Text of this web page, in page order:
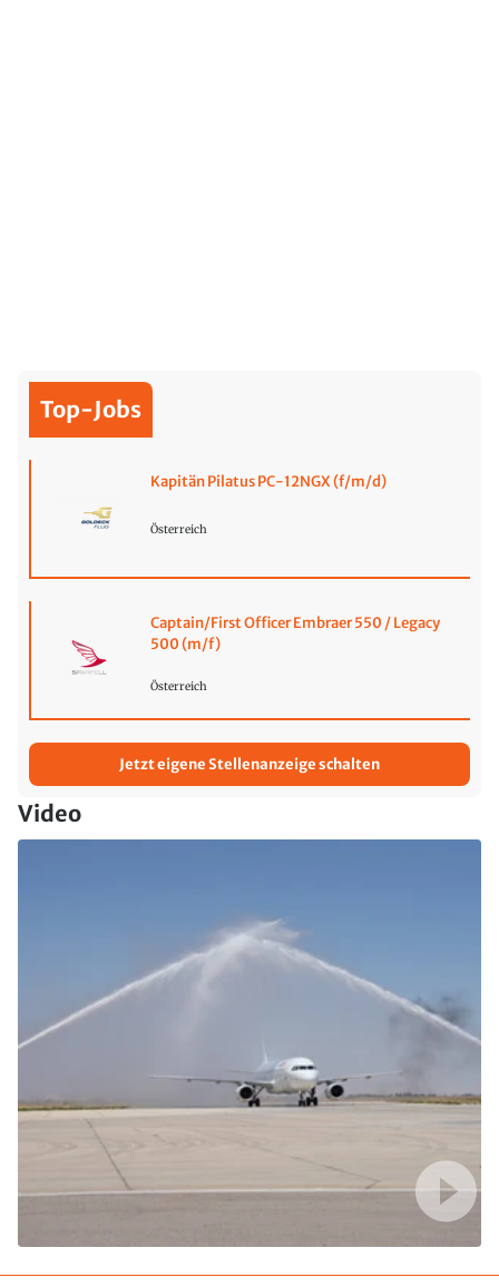
Top-Jobs
Kapitän Pilatus PC-12NGX (f/m/d)
Österreich
Captain/First Officer Embraer 550 / Legacy
500 (m/f)
Österreich
Jetzt eigene Stellenanzeige schalten
Video